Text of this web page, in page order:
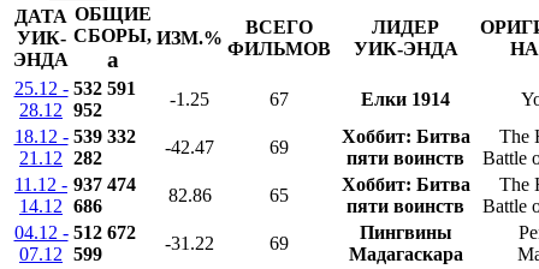
ДАТА
УИК-
ЭНДА
ОБЩИЕ
СБОРЫ,
a
ИЗМ.%
ВСЕГО
ФИЛЬМОВ
ЛИДЕР
УИК-ЭНДА
25.12 -
28.12
532 591
952
-1.25 67 Елки 1914
18.12 -
21.12
539 332
282
-42.47 69
Хоббит: Битва
пяти воинств
The
Battle
11.12 -
14.12
937 474
686
82.86 65
Хоббит: Битва
пяти воинств
The
Battle
04.12 -
07.12
512 672
599
-31.22 69
Пингвины
Мадагаскара